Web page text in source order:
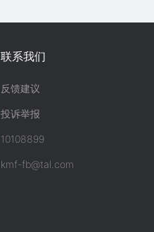
联系我们
反馈建议
投诉举报
10108899
kmf-fb@tal.com